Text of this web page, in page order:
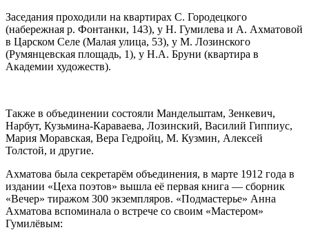
Заседания проходили на квартирах С. Городецкого
(набережная р. Фонтанки, 143), у Н. Гумилева и А. Ахматовой
в Царском Селе (Малая улица, 53), у М. Лозинского
(Румянцевская площадь, 1), у Н.А. Бруни (квартира в
Академии художеств).
Также в объединении состояли Мандельштам, Зенкевич,
Нарбут, Кузьмина-Караваева, Лозинский, Василий Гиппиус,
Мария Моравская, Вера Гедройц, М. Кузмин, Алексей
Толстой, и другие.
Ахматова была секретарём объединения, в марте 1912 года в
издании «Цеха поэтов» вышла её первая книга — сборник
«Вечер» тиражом 300 экземпляров. «Подмастерье» Анна
Ахматова вспоминала о встрече со своим «Мастером»
Гумилёвым: